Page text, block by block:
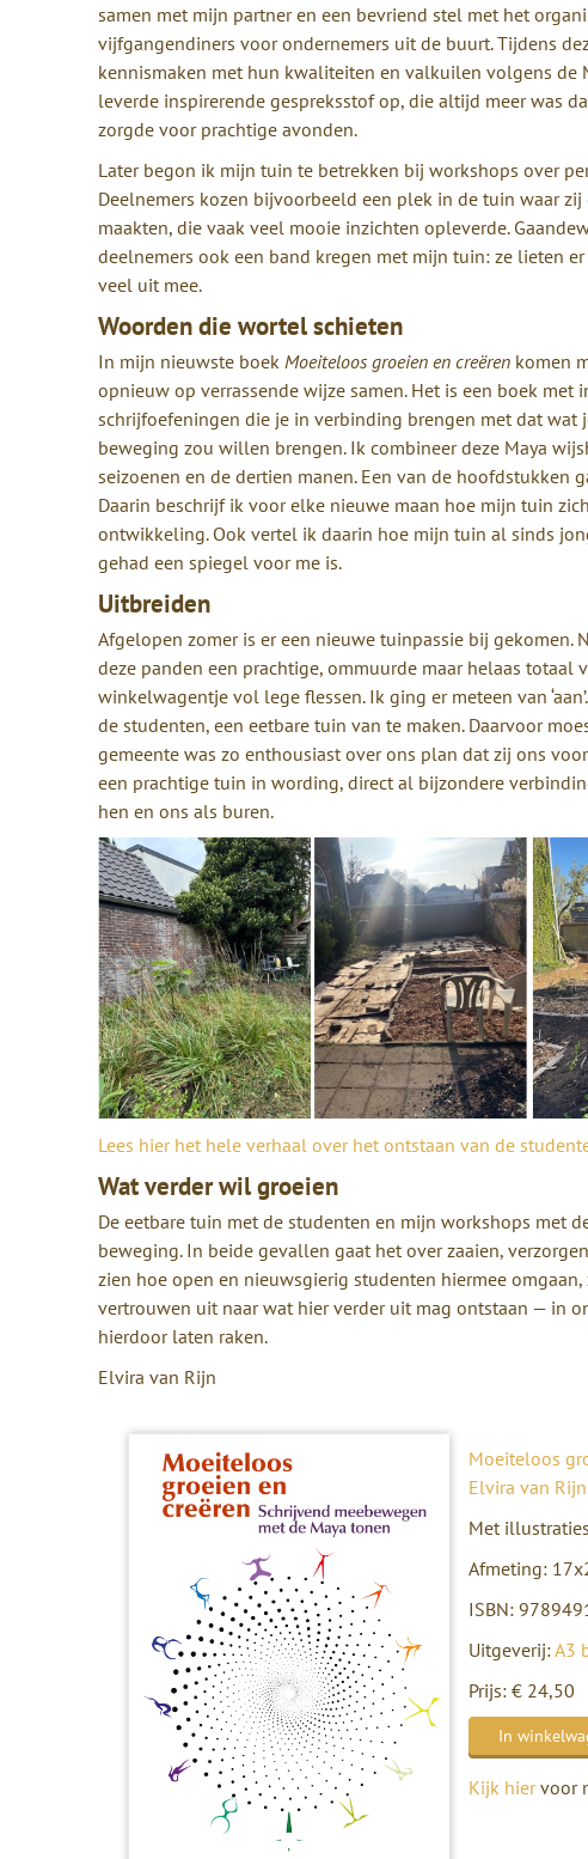
samen met mijn partner en een bevriend stel met het
vijfgangendiners voor ondernemers uit de buurt. Tijdens
kennismaken met hun kwaliteiten en valkuilen volgens de
leverde inspirerende gespreksstof op, die altijd meer was
zorgde voor prachtige avonden.
Later begon ik mijn tuin te betrekken bij workshops over
Deelnemers kozen bijvoorbeeld een plek in de tuin waar
maakten, die vaak veel mooie inzichten opleverde.
deelnemers ook een band kregen met mijn tuin: ze lieten
veel uit mee.
Woorden die wortel schieten
In mijn nieuwste boek Moeiteloos groeien en creëren komen
opnieuw op verrassende wijze samen. Het is een boek met
schrijfoefeningen die je in verbinding brengen met dat wat
beweging zou willen brengen. Ik combineer deze Maya
seizoenen en de dertien manen. Een van de
Daarin beschrijf ik voor elke nieuwe maan hoe mijn tuin
ontwikkeling. Ook vertel ik daarin hoe mijn tuin al sinds
gehad een spiegel voor me is.
Uitbreiden
Afgelopen zomer is er een nieuwe tuinpassie bij
deze panden een prachtige, ommuurde maar helaas
winkelwagentje vol lege flessen. Ik ging er meteen van
de studenten, een eetbare tuin van te maken. Daarvoor
gemeente was zo enthousiast over ons plan dat zij ons
een prachtige tuin in wording, direct al bijzondere
hen en ons als buren.
Lees hier het hele verhaal over het ontstaan van de
Wat verder wil groeien
De eetbare tuin met de studenten en mijn workshops met
beweging. In beide gevallen gaat het over zaaien,
zien hoe open en nieuwsgierig studenten hiermee
vertrouwen uit naar wat hier verder uit mag ontstaan — in
hierdoor laten raken.
Elvira van Rijn
Moeiteloos
Elvira van Rijn
Met
Afmeting:
ISBN:
Uitgeverij:A3
Prijs: € 24,50
In
Kijk hiervoor